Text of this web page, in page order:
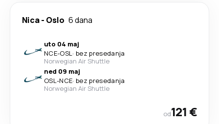
Nica- Oslo 6 dana
uto 04 maj
NCE-OSL· bez presedanja
Norwegian Air Shuttle
ned 09 maj
OSL-NCE· bez presedanja
Norwegian Air Shuttle
od121 €